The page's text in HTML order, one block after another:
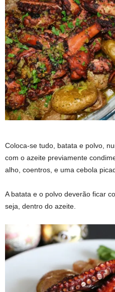
Coloca-se tudo, batata e polvo,
com o azeite previamente
alho, coentros, e uma cebola
A batata e o polvo deverão ficar
seja, dentro do azeite.